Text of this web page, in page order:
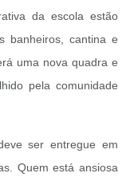
da escola estão
banheiros, cantina e
uma nova quadra e
pela comunidade
ser entregue em
Quem está ansiosa